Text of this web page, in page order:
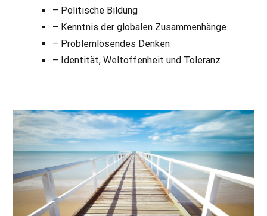
– Politische Bildung
– Kenntnis der globalen Zusammenhänge
– Problemlösendes Denken
– Identität, Weltoffenheit und Toleranz